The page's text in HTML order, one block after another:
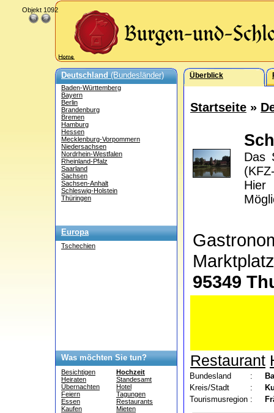
Deutschland(Bundesländer)
Baden-Württemberg
Bayern
Berlin
Brandenburg
Bremen
Hamburg
Hessen
Mecklenburg-Vorpommern
Niedersachsen
Nordrhein-Westfalen
Rheinland-Pfalz
Saarland
Sachsen
Sachsen-Anhalt
Schleswig-Holstein
Thüringen
Europa
Tschechien
Was möchten Sie tun?
Besichtigen
Heiraten
Übernachten
Feiern
Essen
Kaufen
Hochzeit
Standesamt
Hotel
Tagungen
Restaurants
Mieten
Überblick
Startseite »
Das
95349
Restaurant
Bundesland :
Kreis/Stadt
:
Tourismusregion :
Objekt 1092